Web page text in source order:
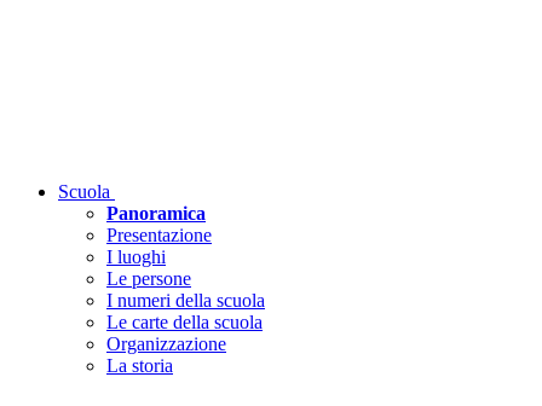
Scuola
Panoramica
Presentazione
I luoghi
Le persone
I numeri della scuola
Le carte della scuola
Organizzazione
La storia